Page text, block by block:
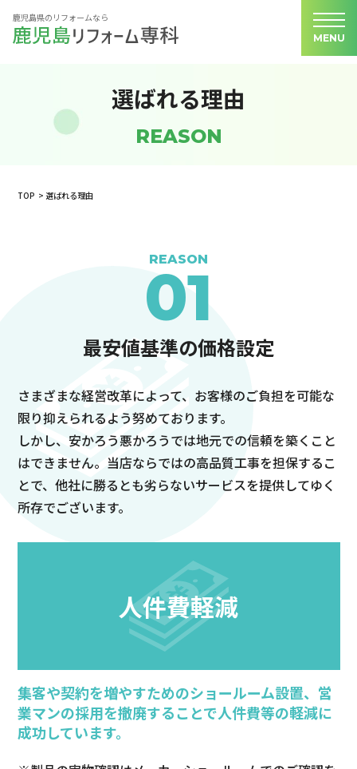
鹿児島県のリフォームなら
選ばれる理由
リフォームメニュー
施工について
運営会社
プライバシーポリシー
MENU
選ばれる理由
REASON
TOP 選ばれる理由
REASON
01
最安値基準の価格設定
さまざまな経営改革によって、お客様のご負担を可能な
限り抑えられるよう努めております。
しかし、安かろう悪かろうでは地元での信頼を築くこと
はできません。当店ならではの高品質工事を担保するこ
とで、他社に勝るとも劣らないサービスを提供してゆく
所存でございます。
人件費軽減
集客や契約を増やすためのショールーム設置、営
業マンの採用を撤廃することで人件費等の軽減に
成功しています。